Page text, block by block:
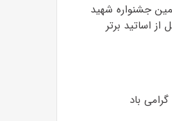
جشنواره شهید
اساتید برتر
باد